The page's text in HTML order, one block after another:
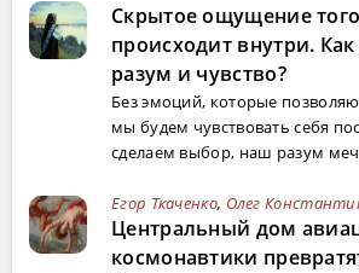
Скрытое ощущение
происходит внутри. Как
разум и чувство?
Без эмоций, которые
мы будем чувствовать себя
сделаем выбор, наш разум
Егор Ткаченко, Олег
Центральный дом
космонавтики